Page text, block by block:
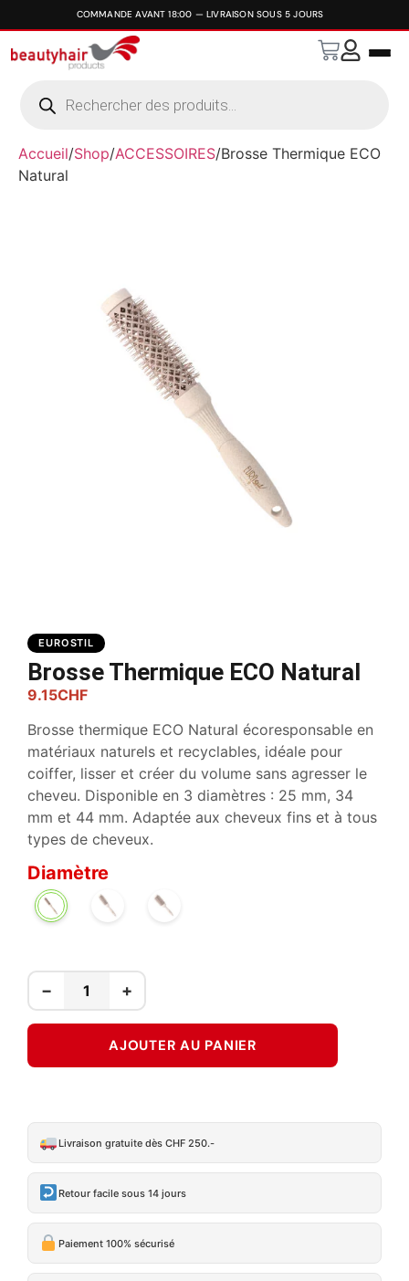
Accueil/Shop/ACCESSOIRES/Brosse Thermique ECO
Natural
EUROSTIL
Brosse Thermique ECO Natural
9.15CHF
Brosse thermique ECO Natural écoresponsable en
matériaux naturels et recyclables, idéale pour
coiffer, lisser et créer du volume sans agresser le
cheveu. Disponible en 3 diamètres : 25 mm, 34
mm et 44 mm. Adaptée aux cheveux fins et à tous
types de cheveux.
Diamètre
25 34 44
− +
AJOUTER AU PANIER
Livraison gratuite dès CHF 250.-
Retour facile sous 14 jours
Paiement 100% sécurisé